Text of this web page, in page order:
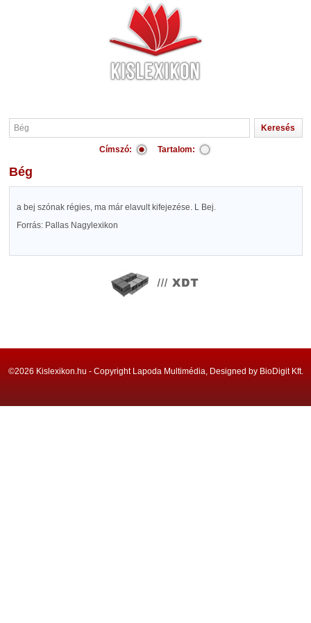
Címszó: Tartalom:
Bég
a bej szónak régies, ma már elavult kifejezése. L Bej.
Forrás: Pallas Nagylexikon
©2026 Kislexikon.hu - Copyright Lapoda Multimédia, Designed by BioDigit Kft.